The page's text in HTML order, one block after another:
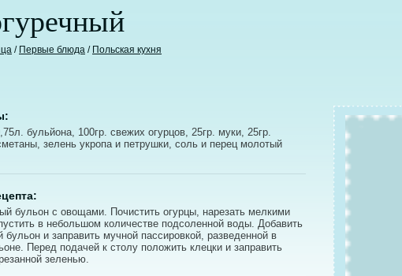
/ Первые блюда / Польская кухня
бульйона, 100гр. свежих огурцов, 25гр. муки, 25гр.
зелень укропа и петрушки, соль и перец молотый
бульон с овощами. Почистить огурцы, нарезать мелкими
в небольшом количестве подсоленной воды. Добавить
бульон и заправить мучной пассировкой, разведенной в
Перед подачей к столу положить клецки и заправить
зеленью.